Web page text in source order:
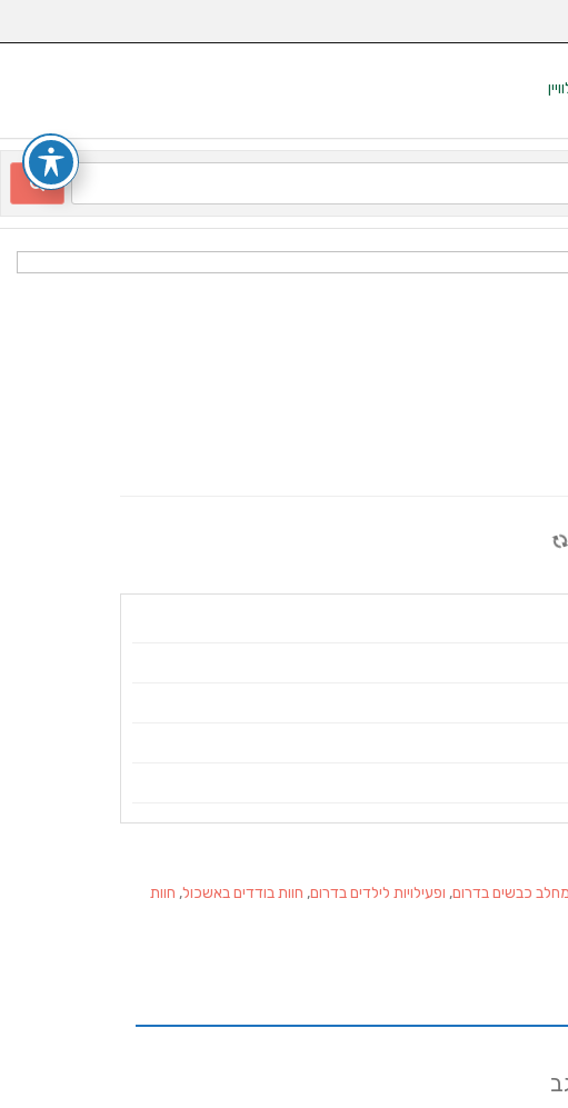
מחלב כבשים בדרום, ופעילויות לילדים בדרום, חוות בודדים באשכול, חוות